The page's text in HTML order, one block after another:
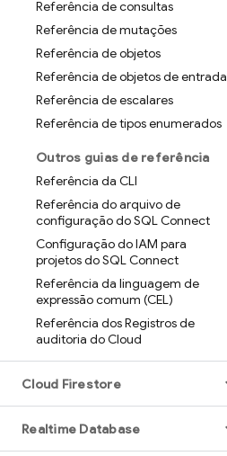
Referência de consultas
Referência de mutações
Referência de objetos
Referência de objetos de entrada
Referência de escalares
Referência de tipos enumerados
Outros guias de referência
Referência da CLI
Referência do arquivo de
configuração do SQL Connect
Configuração do IAM para
projetos do SQL Connect
Referência da linguagem de
expressão comum (CEL)
Referência dos Registros de
auditoria do Cloud
Cloud Firestore
Realtime Database